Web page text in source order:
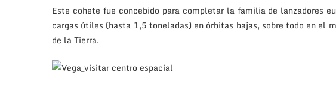
Este cohete fue concebido para completar la familia de lanzadores
cargas útiles (hasta 1,5 toneladas) en órbitas bajas, sobre todo en el
de la Tierra.